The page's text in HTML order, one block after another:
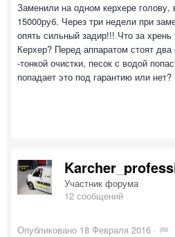
Заменили на одном керхере голову,
15000руб. Через три недели при
опять сильный задир!!! Что за хрень
Керхер? Перед аппаратом стоят
-тонкой очистки, песок с водой
попадает это под гарантию или нет?
Участник форума
12 сообщений
Опубликовано 18 Февраля 2016 ·